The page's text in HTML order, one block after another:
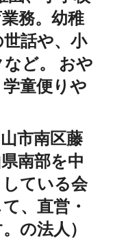
務。幼稚
話や、小
ど。 おや
童便りや
山市南区藤
南部を中
ている会
、直営・
の法人）